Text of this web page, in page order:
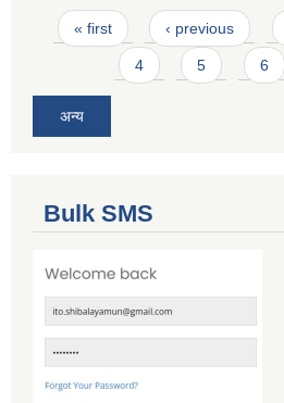
Pages
« first ‹ previous
4 5 6
अन्य
Bulk SMS